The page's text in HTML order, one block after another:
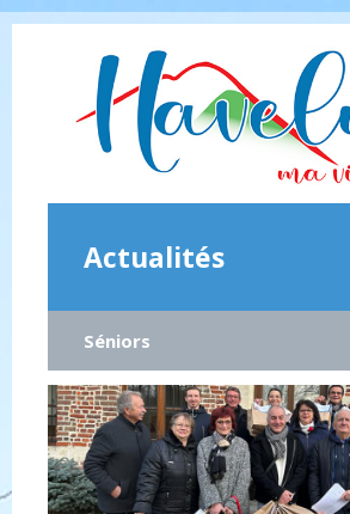
Actualités
Séniors